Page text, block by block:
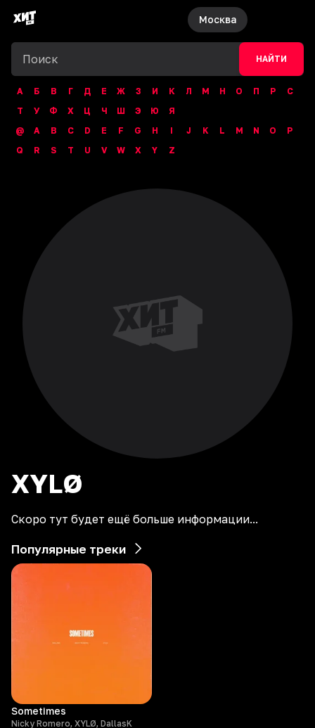
Москва
НАЙТИ
А Б В Г Д Е Ж З И К Л М Н О П Р
С
Т
У Ф Х Ц Ч Ш Э Ю
Я
@
A B C D E F G H I J K L M N O
P
Q
R S T U V W X Y Z
XYLØ
Скоро тут будет ещё больше информации...
Популярные треки
Sometimes
Nicky Romero, XYLØ, DallasK